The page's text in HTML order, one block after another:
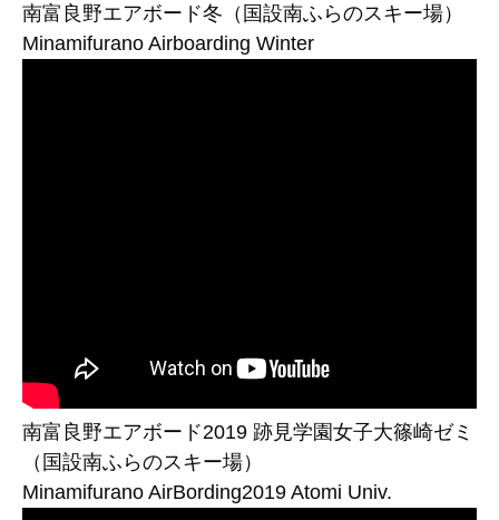
南富良野エアボード冬（国設南ふらのスキー場）
Minamifurano Airboarding Winter
南富良野エアボード2019 跡見学園女子大篠崎ゼミ
（国設南ふらのスキー場）
Minamifurano AirBording2019 Atomi Univ.